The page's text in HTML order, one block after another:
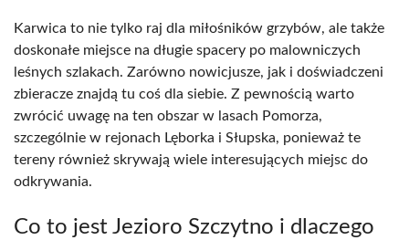
Karwica to nie tylko raj dla miłośników grzybów, ale także
doskonałe miejsce na długie spacery po malowniczych
leśnych szlakach. Zarówno nowicjusze, jak i doświadczeni
zbieracze znajdą tu coś dla siebie. Z pewnością warto
zwrócić uwagę na ten obszar w lasach Pomorza,
szczególnie w rejonach Lęborka i Słupska, ponieważ te
tereny również skrywają wiele interesujących miejsc do
odkrywania.
Co to jest Jezioro Szczytno i dlaczego